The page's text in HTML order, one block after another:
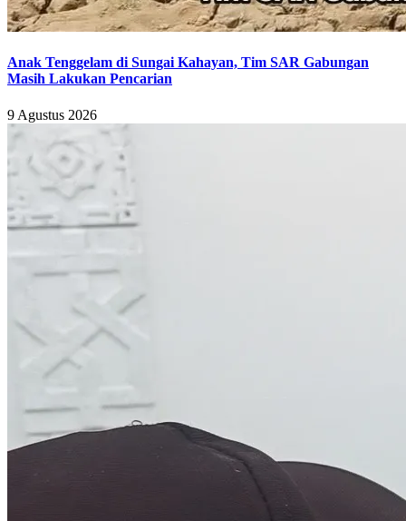
Anak Tenggelam di Sungai Kahayan, Tim SAR Gabungan
Masih Lakukan Pencarian
9 Agustus 2026